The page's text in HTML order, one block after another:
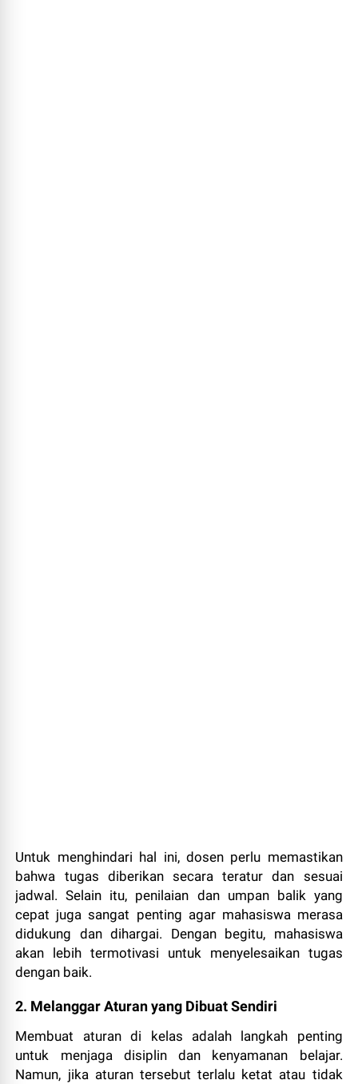
Untuk menghindari hal ini, dosen perlu memastikan
bahwa tugas diberikan secara teratur dan sesuai
jadwal. Selain itu, penilaian dan umpan balik yang
cepat juga sangat penting agar mahasiswa merasa
didukung dan dihargai. Dengan begitu, mahasiswa
akan lebih termotivasi untuk menyelesaikan tugas
dengan baik.
2. Melanggar Aturan yang Dibuat Sendiri
Membuat aturan di kelas adalah langkah penting
untuk menjaga disiplin dan kenyamanan belajar.
Namun, jika aturan tersebut terlalu ketat atau tidak